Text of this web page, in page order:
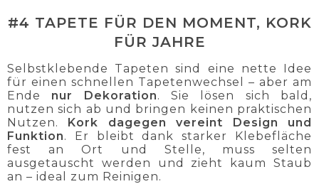
#4 TAPETE FÜR DEN MOMENT, KORK
FÜR JAHRE
Selbstklebende Tapeten sind eine nette Idee
für einen schnellen Tapetenwechsel – aber am
Ende nur Dekoration. Sie lösen sich bald,
nutzen sich ab und bringen keinen praktischen
Nutzen. Kork dagegen
vereint Design und
Funktion. Er bleibt dank starker Klebefläche
fest an Ort und Stelle, muss selten
ausgetauscht werden und zieht kaum Staub
an – ideal zum Reinigen.